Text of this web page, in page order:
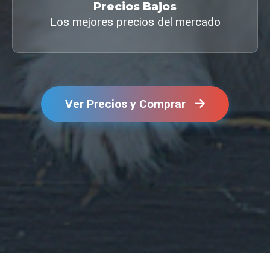
Precios Bajos
Los mejores precios del mercado
Ver Precios y Comprar